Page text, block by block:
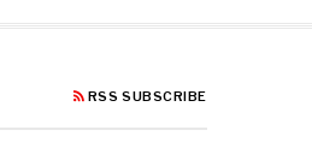
RSS SUBSCRIBE